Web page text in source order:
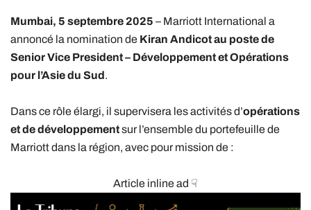
Mumbai, 5 septembre 2025 – Marriott International a
annoncé la nomination de Kiran Andicot au poste de
Senior Vice President – Développement et Opérations
pour l’Asie du Sud.
Dans ce rôle élargi, il supervisera les activités d’opérations
et de développementsur l’ensemble du portefeuille de
Marriott dans la région, avec pour mission de :
Article inline ad ☟